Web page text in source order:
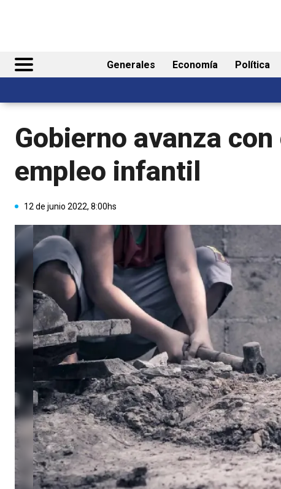
Generales Economía Política
Gobierno avanza
empleo infantil
12 de junio 2022, 8:00hs